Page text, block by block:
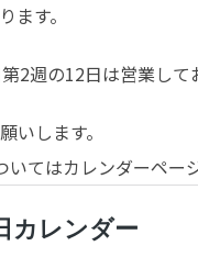
ます。
2週の12日は営業して
いします。
いてはカレンダーペー